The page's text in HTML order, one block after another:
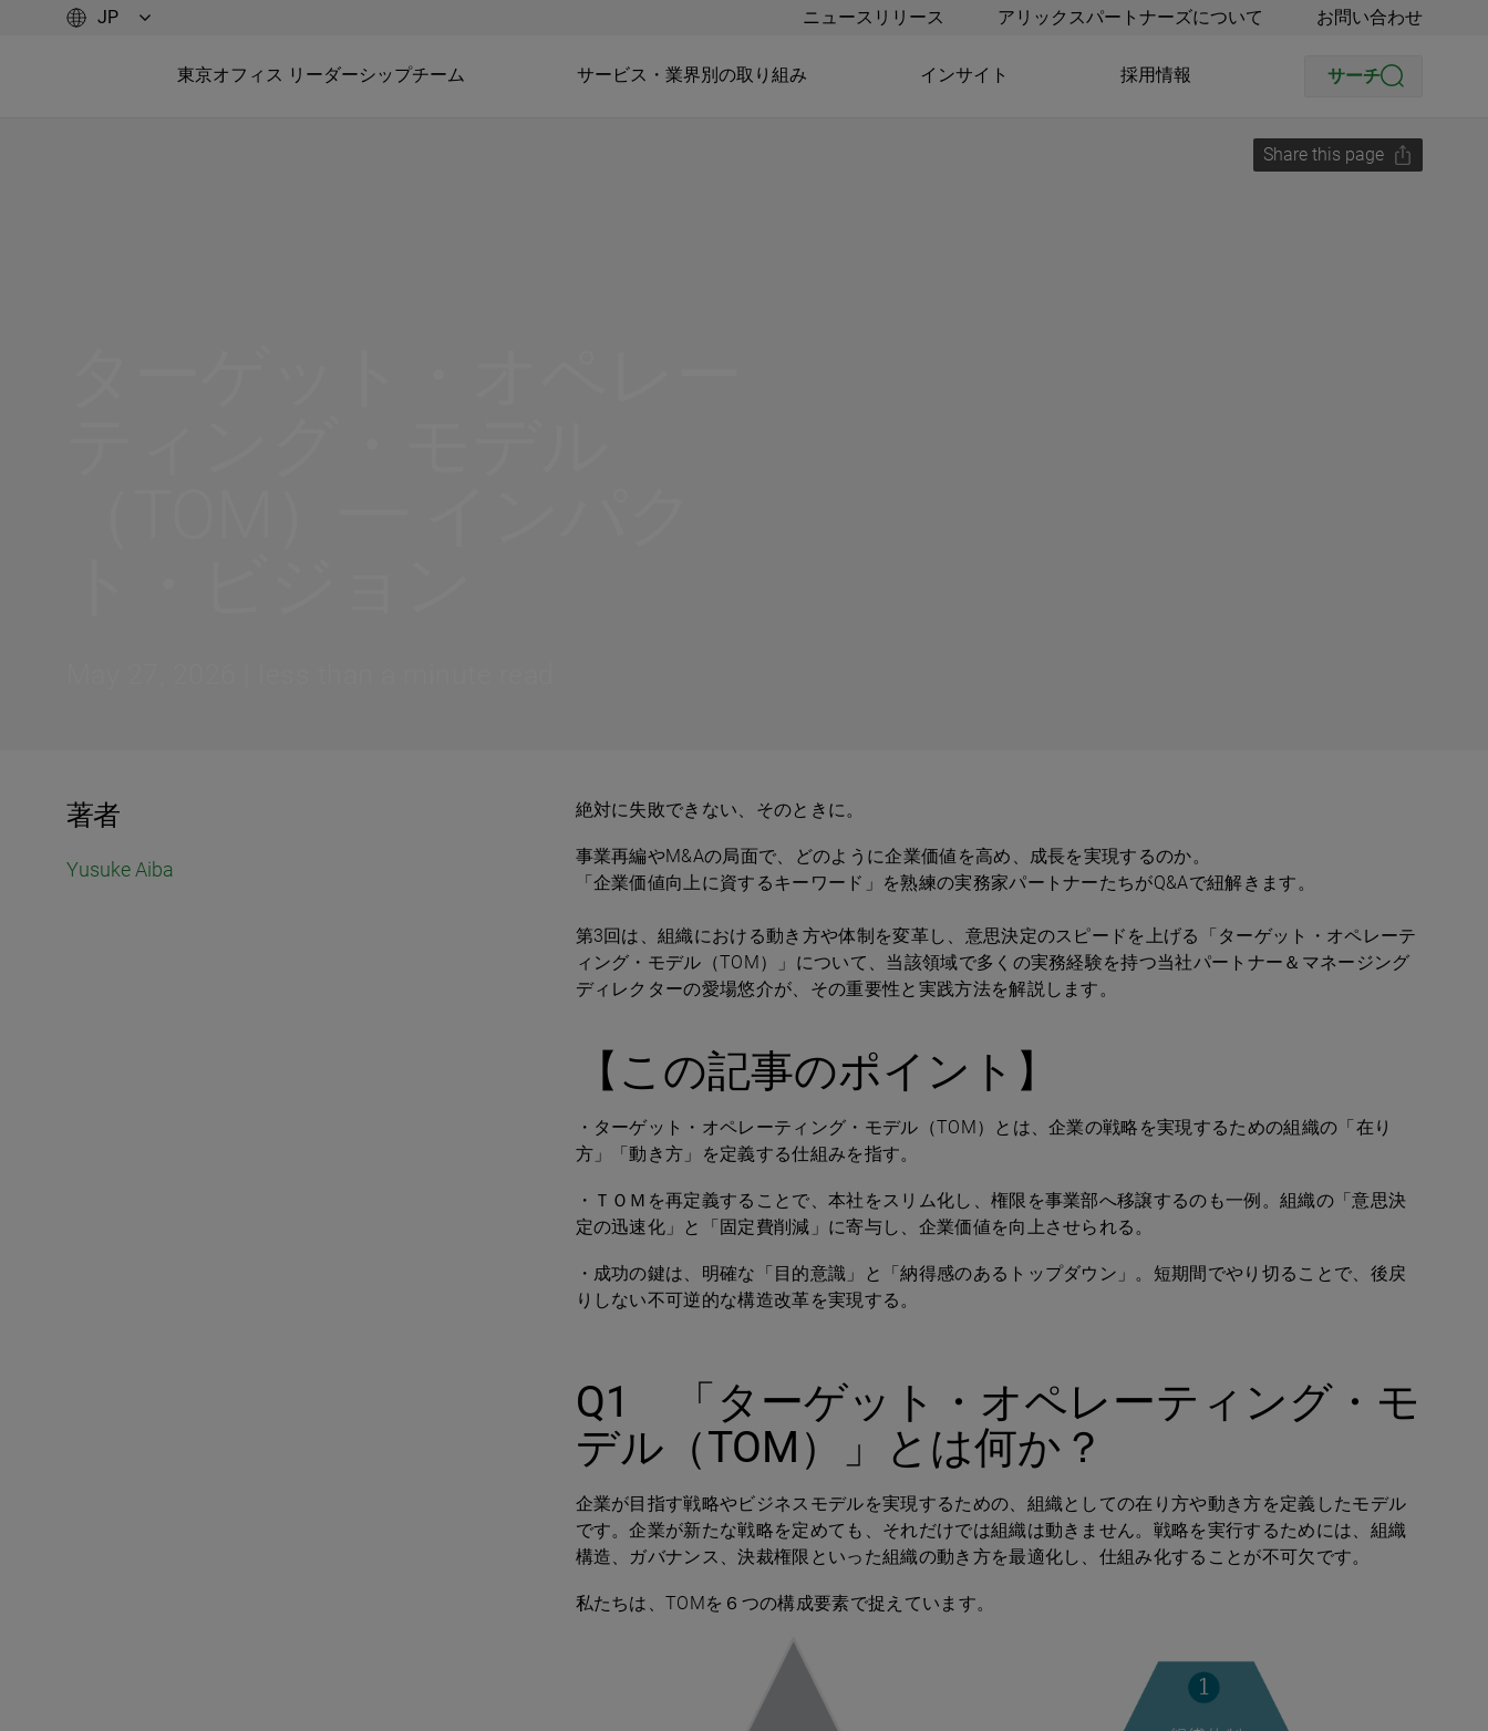
ニュースリリース アリックスパートナーズについて お問い合わせ
東京オフィス リーダーシップチーム サービス・業界別の取り組み インサイト 採用情報 サーチ
Share this page
著者
Yusuke Aiba
絶対に失敗できない、そのときに。
事業再編やM&Aの局面で、どのように企業価値を高め、成長を実現するのか。
「企業価値向上に資するキーワード」を熟練の実務家パートナーたちがQ&Aで紐解きます。
第3回は、組織における動き方や体制を変革し、意思決定のスピードを上げる「ターゲット・オペレーテ
ィング・モデル（TOM）」について、当該領域で多くの実務経験を持つ当社パートナー＆マネージング
ディレクターの愛場悠介が、その重要性と実践方法を解説します。
【この記事のポイント】
・ターゲット・オペレーティング・モデル（TOM）とは、企業の戦略を実現するための組織の「在り
方」「動き方」を定義する仕組みを指す。
・ＴＯＭを再定義することで、本社をスリム化し、権限を事業部へ移譲するのも一例。組織の「意思決
定の迅速化」と「固定費削減」に寄与し、企業価値を向上させられる。
・成功の鍵は、明確な「目的意識」と「納得感のあるトップダウン」。短期間でやり切ることで、後戻
りしない不可逆的な構造改革を実現する。
Q1
「ターゲット・オペレーティング・モ
デル（TOM）」とは何か？
企業が目指す戦略やビジネスモデルを実現するための、組織としての在り方や動き方を定義したモデル
です。企業が新たな戦略を定めても、それだけでは組織は動きません。戦略を実行するためには、組織
構造、ガバナンス、決裁権限といった組織の動き方を最適化し、仕組み化することが不可欠です。
私たちは、TOMを６つの構成要素で捉えています。